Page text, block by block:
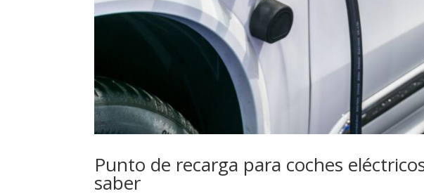
Punto de recarga para coches
saber